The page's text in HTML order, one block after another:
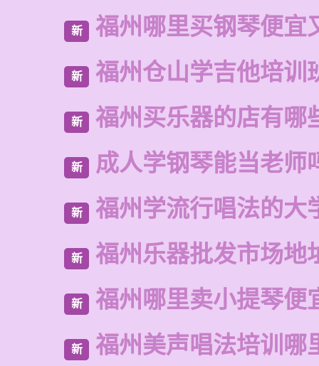
新 福州哪里买钢琴便宜
新 福州仓山学吉他培训
新 福州买乐器的店有哪
新 成人学钢琴能当老师
新 福州学流行唱法的大
新 福州乐器批发市场地
新 福州哪里卖小提琴便
新 福州美声唱法培训哪